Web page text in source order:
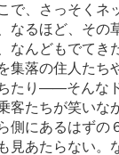
で、さっそくネ
なるほど、その
なんどもでてき
集落の住人たち
たり ――そんな
客たちが笑いな
側にあるはずの
見あたらない。